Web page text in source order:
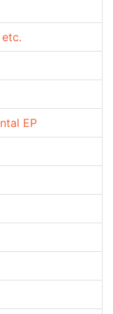
EP